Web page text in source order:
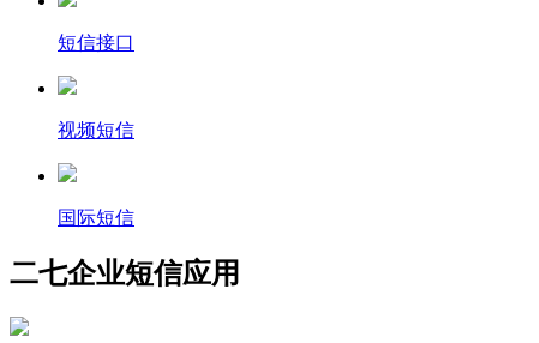
短信接口
视频短信
国际短信
二七企业短信应用